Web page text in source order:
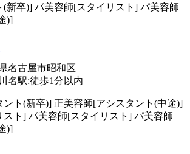
(新卒)] パ美容師[スタイリスト] パ美容師
)]
名古屋市昭和区
川名駅:徒歩1分以内
ント(新卒)] 正美容師[アシスタント(中途)]
スト] パ美容師[スタイリスト] パ美容師
)]